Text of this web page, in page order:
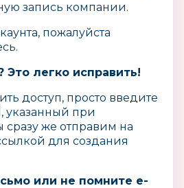
запись компании.
пожалуйста
Это легко исправить!
доступ, просто введите
указанный при
же отправим на
для создания
или не помните e-